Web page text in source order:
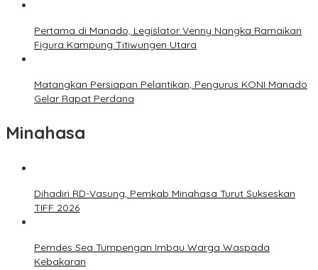
Pertama di Manado, Legislator Venny Nangka Ramaikan
Figura Kampung Titiwungen Utara
Matangkan Persiapan Pelantikan, Pengurus KONI Manado
Gelar Rapat Perdana
Minahasa
Dihadiri RD-Vasung, Pemkab Minahasa Turut Sukseskan
TIFF 2026
Pemdes Sea Tumpengan Imbau Warga Waspada
Kebakaran